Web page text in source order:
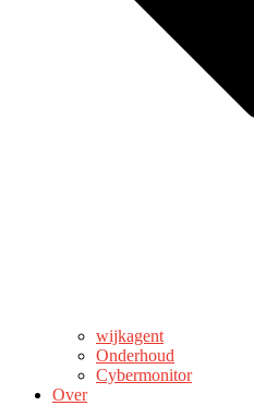
wijkagent
Onderhoud
Cybermonitor
Over